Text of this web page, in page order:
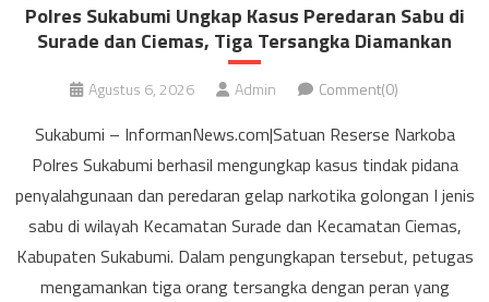
Polres Sukabumi Ungkap Kasus Peredaran Sabu di
Surade dan Ciemas, Tiga Tersangka Diamankan
Agustus 6, 2026 Admin Comment(0)
Sukabumi – InformanNews.com|Satuan Reserse Narkoba
Polres Sukabumi berhasil mengungkap kasus tindak pidana
penyalahgunaan dan peredaran gelap narkotika golongan I jenis
sabu di wilayah Kecamatan Surade dan Kecamatan Ciemas,
Kabupaten Sukabumi. Dalam pengungkapan tersebut, petugas
mengamankan tiga orang tersangka dengan peran yang